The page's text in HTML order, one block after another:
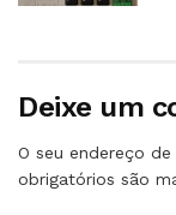
Deixe um
O seu endereço
obrigatórios são